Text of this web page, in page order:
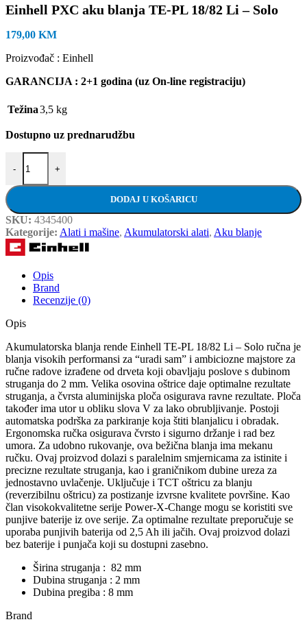
Einhell PXC aku blanja TE-PL 18/82 Li – Solo
179,00 KM
Proizvođač : Einhell
GARANCIJA : 2+1 godina (uz On-line registraciju)
Težina3,5 kg
Dostupno uz prednarudžbu
-
Einhell PXC aku blanja TE-PL 18/82 Li - Solo količina
+
DODAJ U KOŠARICU
SKU: 4345400
Kategorije: Alati i mašine, Akumulatorski alati, Aku blanje
Opis
Brand
Recenzije (0)
Opis
Akumulatorska blanja rende Einhell TE-PL 18/82 Li – Solo ručna je
blanja visokih performansi za “uradi sam” i ambiciozne majstore za
ručne radove izrađene od drveta koji obavljaju poslove s dubinom
struganja do 2 mm. Velika osovina oštrice daje optimalne rezultate
struganja, a čvrsta aluminijska ploča osigurava ravne rezultate. Ploča
također ima utor u obliku slova V za lako obrubljivanje. Postoji
automatska podrška za parkiranje koja štiti blanjalicu i obradak.
Ergonomska ručka osigurava čvrsto i sigurno držanje i rad bez
umora. Za udobno rukovanje, ova bežična blanja ima mekanu
ručku. Ovaj proizvod dolazi s paralelnim smjernicama za istinite i
precizne rezultate struganja, kao i graničnikom dubine ureza za
jednostavno uvlačenje. Uključuje i TCT oštricu za blanju
(reverzibilnu oštricu) za postizanje izvrsne kvalitete površine. Kao
član visokokvalitetne serije Power-X-Change mogu se koristiti sve
punjive baterije iz ove serije. Za optimalne rezultate preporučuje se
uporaba punjivih baterija od 2,5 Ah ili jačih. Ovaj proizvod dolazi
bez baterije i punjača koji su dostupni zasebno.
Širina struganja : 82 mm
Dubina struganja : 2 mm
Dubina pregiba : 8 mm
Brand